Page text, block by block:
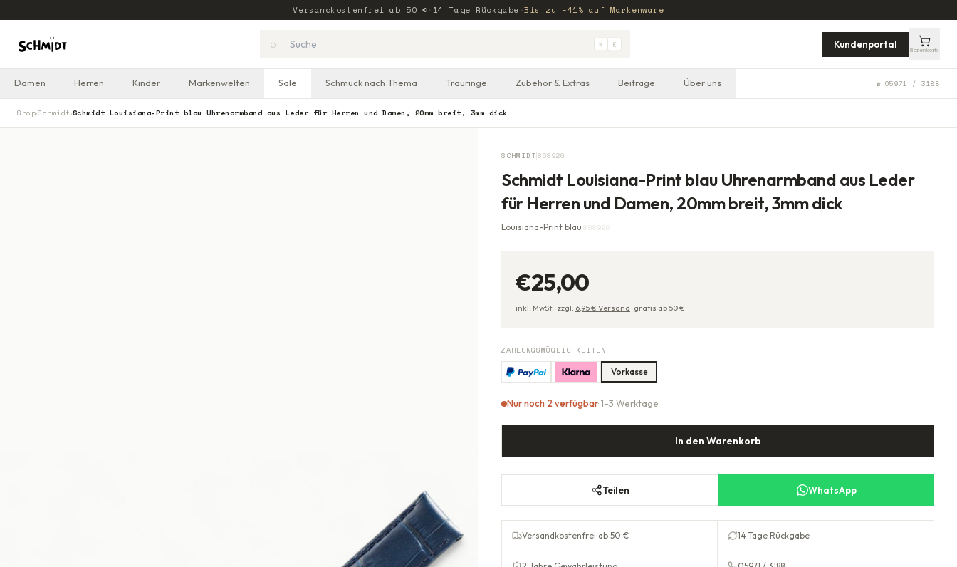
Versandkostenfrei ab 50 € · 14 Tage Rückgabe ·Bis zu −41% auf Markenware
⌕ ⌘ K Kundenportal
Warenkorb
Damen Herren Kinder Markenwelten Sale Schmuck nach Thema Trauringe Zubehör & Extras Beiträge Über uns ☎ 05971 / 3188
Shop›Schmidt ›Schmidt Louisiana-Print blau Uhrenarmband aus Leder für Herren und Damen, 20mm breit, 3mm dick
SCHMIDT 868920
Schmidt Louisiana-Print blau Uhrenarmband aus Leder
für Herren und Damen, 20mm breit, 3mm dick
Louisiana-Print blau 868920
€25,00
inkl. MwSt. ·zzgl. 6,95€ Versand ·gratis ab 50€
ZAHLUNGSMÖGLICHKEITEN
Vorkasse
Nur noch 2 verfügbar· 1–3 Werktage
In den Warenkorb
Teilen WhatsApp
Versandkostenfrei ab 50 € 14 Tage Rückgabe